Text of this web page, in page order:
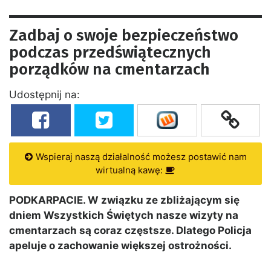
Zadbaj o swoje bezpieczeństwo
podczas przedświątecznych
porządków na cmentarzach
Udostępnij na:
Wspieraj naszą działalność możesz postawić nam
wirtualną kawę:
PODKARPACIE. W związku ze zbliżającym się
dniem Wszystkich Świętych nasze wizyty na
cmentarzach są coraz częstsze. Dlatego Policja
apeluje o zachowanie większej ostrożności.